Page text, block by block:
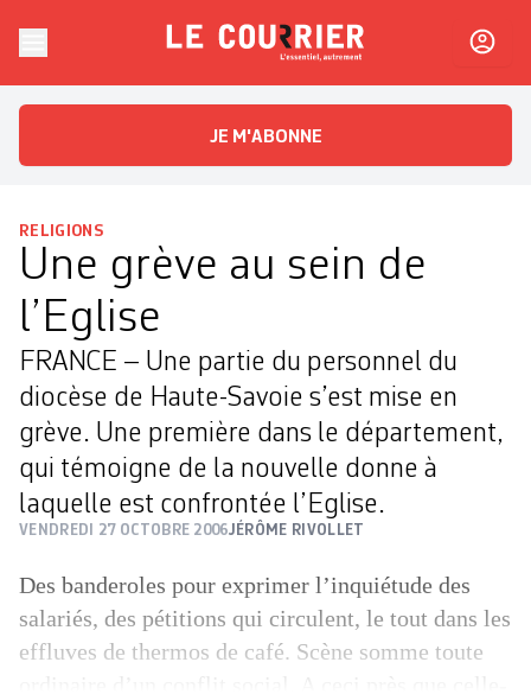
Le CourrierL'essentiel, autrement
JE M'ABONNE
RELIGIONS
Une grève au sein de
l’Eglise
FRANCE – Une partie du personnel du
diocèse de Haute-Savoie s’est mise en
grève. Une première dans le département,
qui témoigne de la nouvelle donne à
laquelle est confrontée l’Eglise.
VENDREDI 27 OCTOBRE 2006JÉRÔME RIVOLLET
Des banderoles pour exprimer l’inquiétude des
salariés, des pétitions qui circulent, le tout dans les
effluves de thermos de café. Scène somme toute